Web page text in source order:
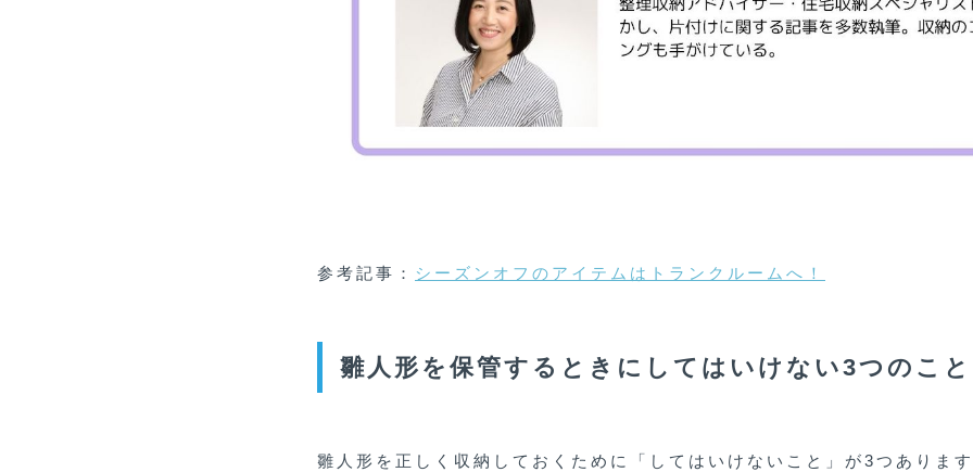
参考記事： シーズンオフのアイテムはトランクルームへ！
雛人形を保管するときにしてはいけない3つのこと
雛人形を正しく収納しておくために「してはいけないこと」が3つあります